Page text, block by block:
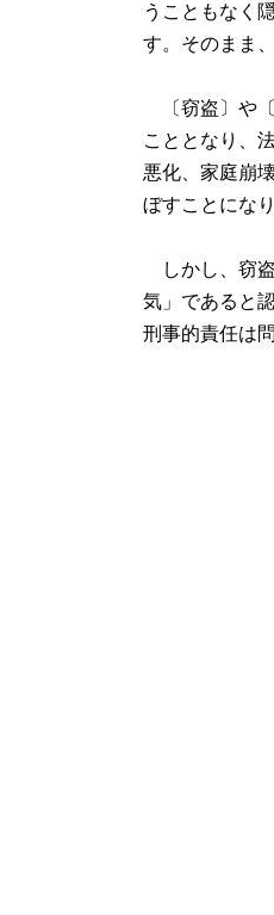
うこともなく
す。そのまま
〔窃盗〕や
こととなり、
悪化、家庭崩
ぼすことにな
しかし、窃
気」であると
刑事的責任は